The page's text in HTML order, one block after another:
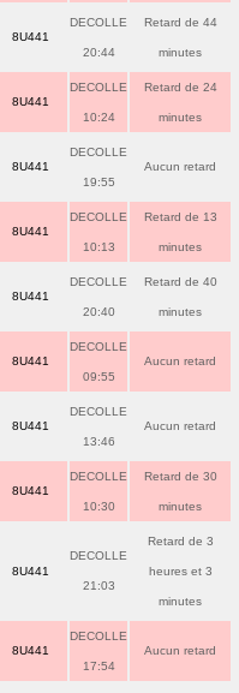
8U441
DECOLLE
20:44
Retard de 44
minutes
8U441
DECOLLE
10:24
Retard de 24
minutes
8U441
DECOLLE
19:55
Aucun retard
8U441
DECOLLE
10:13
Retard de 13
minutes
8U441
DECOLLE
20:40
Retard de 40
minutes
8U441
DECOLLE
09:55
Aucun retard
8U441
DECOLLE
13:46
Aucun retard
8U441
DECOLLE
10:30
Retard de 30
minutes
8U441
DECOLLE
21:03
Retard de 3
heures et 3
minutes
8U441
DECOLLE
17:54
Aucun retard